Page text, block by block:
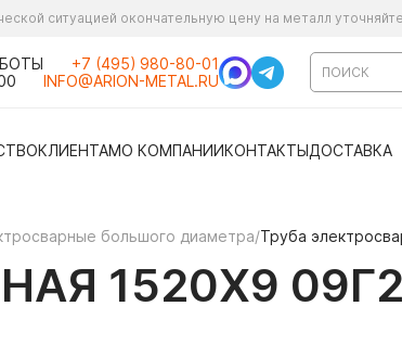
ситуацией окончательную цену на металл
+7 (495) 980-80-01
INFO@ARION-METAL.RU
КЛИЕНТАМО КОМПАНИИКОНТАКТЫДОСТАВКА
большого диаметра/Труба
1520Х9